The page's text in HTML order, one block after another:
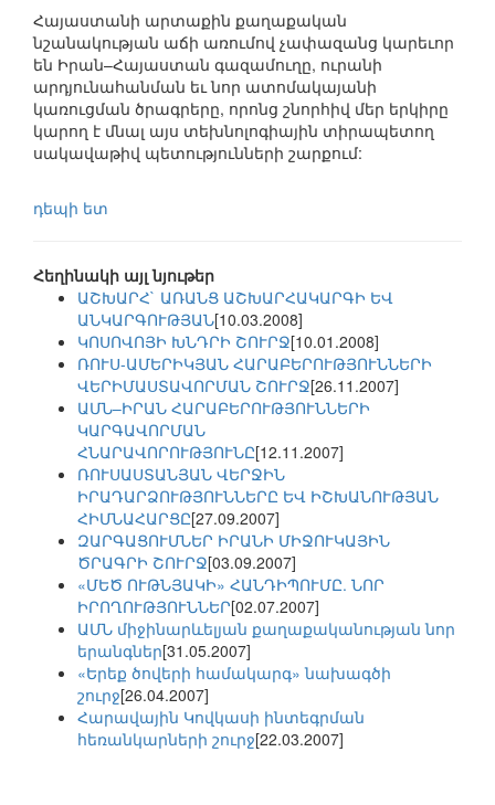
Հայաստանի արտաքին քաղաքական
նշանակության աճի առումով չափազանց կարեւոր
են Իրան–Հայաստան գազամուղը, ուրանի
արդյունահանման եւ նոր ատոմակայանի
կառուցման ծրագրերը, որոնց շնորհիվ մեր երկիրը
կարող է մնալ այս տեխնոլոգիային տիրապետող
սակավաթիվ պետությունների շարքում:
դեպի ետ
Հեղինակի այլ նյութեր
ԱՇԽԱՐՀ` ԱՌԱՆՑ ԱՇԽԱՐՀԱԿԱՐԳԻ ԵՎ
ԱՆԿԱՐԳՈՒԹՅԱՆ[10.03.2008]
ԿՈՍՈՎՈՅԻ ԽՆԴՐԻ ՇՈՒՐՋ[10.01.2008]
ՌՈՒՍ-ԱՄԵՐԻԿՅԱՆ ՀԱՐԱԲԵՐՈՒԹՅՈՒՆՆԵՐԻ
ՎԵՐԻՄԱՍՏԱՎՈՐՄԱՆ ՇՈՒՐՋ[26.11.2007]
ԱՄՆ–ԻՐԱՆ ՀԱՐԱԲԵՐՈՒԹՅՈՒՆՆԵՐԻ
ԿԱՐԳԱՎՈՐՄԱՆ
ՀՆԱՐԱՎՈՐՈՒԹՅՈՒՆԸ[12.11.2007]
ՌՈՒՍԱՍՏԱՆՅԱՆ ՎԵՐՋԻՆ
ԻՐԱԴԱՐՁՈՒԹՅՈՒՆՆԵՐԸ ԵՎ ԻՇԽԱՆՈՒԹՅԱՆ
ՀԻՄՆԱՀԱՐՑԸ[27.09.2007]
ԶԱՐԳԱՑՈՒՄՆԵՐ ԻՐԱՆԻ ՄԻՋՈՒԿԱՅԻՆ
ԾՐԱԳՐԻ ՇՈՒՐՋ[03.09.2007]
«ՄԵԾ ՈՒԹՆՅԱԿԻ» ՀԱՆԴԻՊՈՒՄԸ. ՆՈՐ
ԻՐՈՂՈՒԹՅՈՒՆՆԵՐ[02.07.2007]
ԱՄՆ միջինարևելյան քաղաքականության նոր
երանգներ[31.05.2007]
«Երեք ծովերի համակարգ» նախագծի
շուրջ[26.04.2007]
Հարավային Կովկասի ինտեգրման
հեռանկարների շուրջ[22.03.2007]